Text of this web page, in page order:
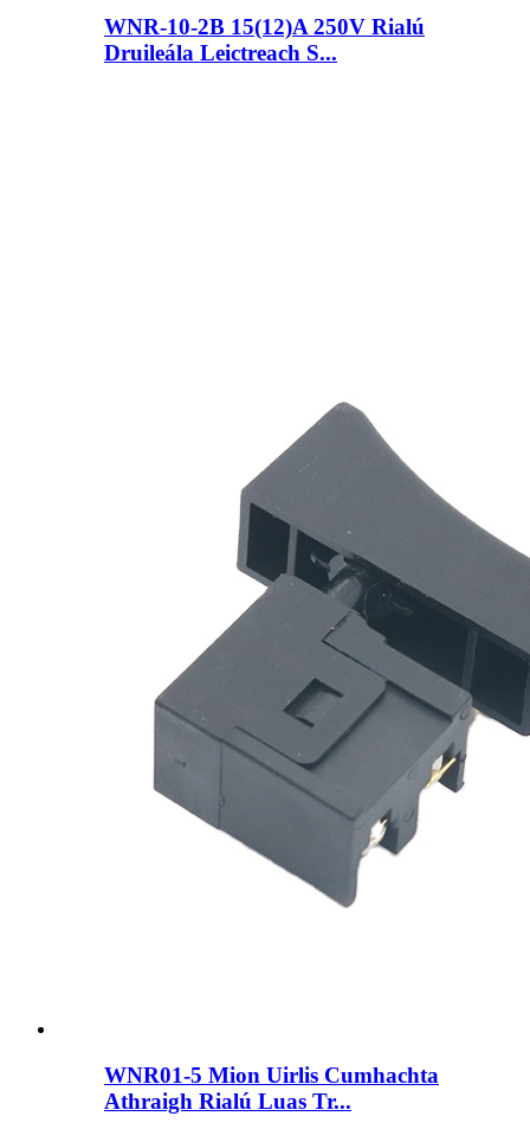
WNR-10-2B 15(12)A 250V Rialú
Druileála Leictreach S...
WNR01-5 Mion Uirlis Cumhachta
Athraigh Rialú Luas Tr...